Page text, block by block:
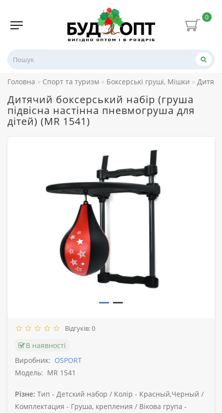
0
Головна Спорт та туризм Боксерські груші, Мішки
Дитячий боксерський набір (груша
підвісна настінна пневмогруша для
дітей) (MR 1541)
Відгуків: 0
В наявності
Виробник: OSPORT
Модель: MR 1541
Різне: Тип - Детский набор / Колір - Красный,Черный /
Комплектация - Груша, крепления / Вікова група -